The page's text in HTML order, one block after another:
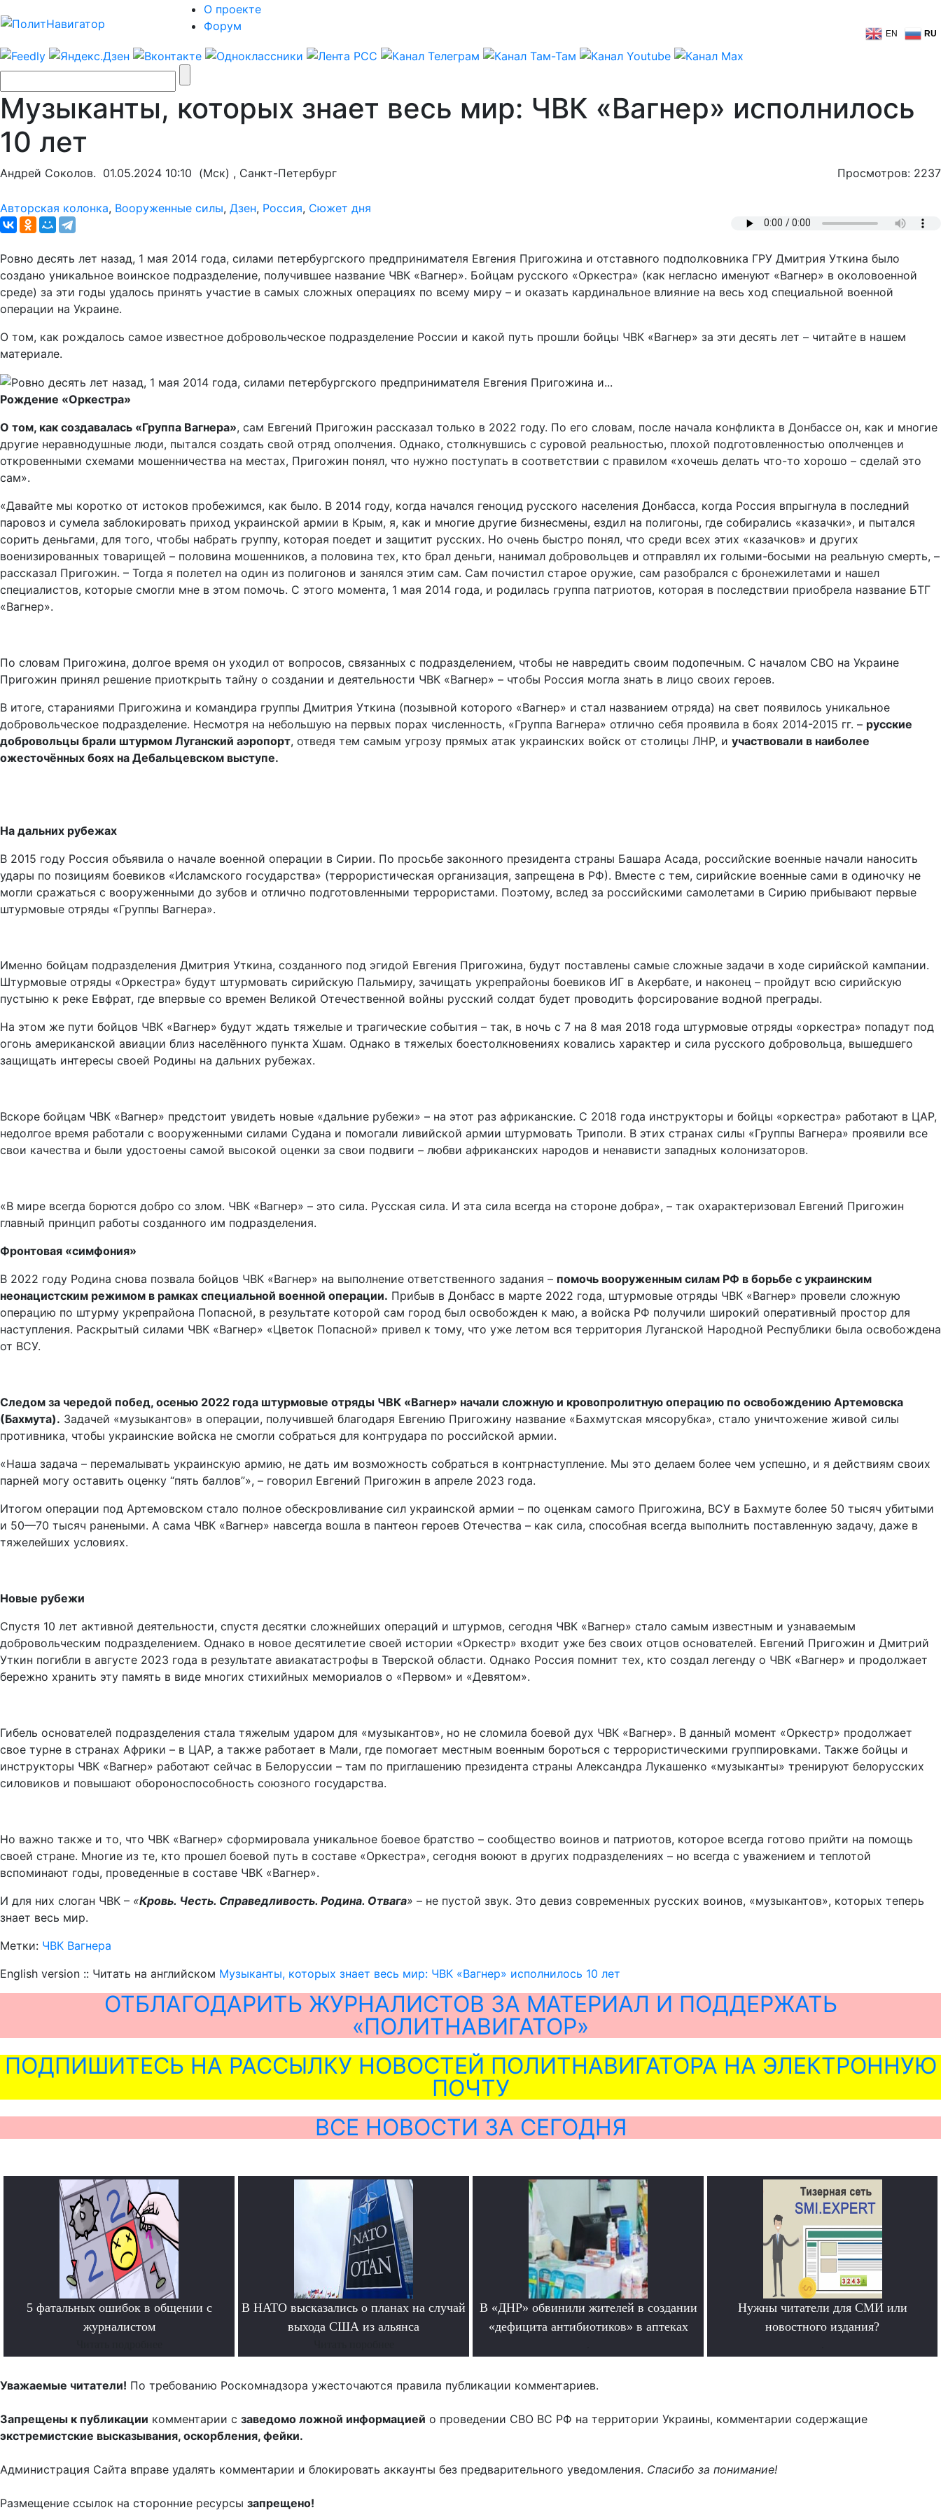
О проекте
Форум
EN RU
Музыканты, которых знает весь мир: ЧВК «Вагнер» исполнилось
10 лет
Андрей Соколов. 01.05.2024 10:10 (Мск) , Санкт-Петербург Просмотров: 2237
Авторская колонка, Вооруженные силы, Дзен, Россия, Сюжет дня
Ровно десять лет назад, 1 мая 2014 года, силами петербургского предпринимателя Евгения Пригожина и отставного подполковника ГРУ Дмитрия Уткина было
создано уникальное воинское подразделение, получившее название ЧВК «Вагнер». Бойцам русского «Оркестра» (как негласно именуют «Вагнер» в околовоенной
среде) за эти годы удалось принять участие в самых сложных операциях по всему миру – и оказать кардинальное влияние на весь ход специальной военной
операции на Украине.
О том, как рождалось самое известное добровольческое подразделение России и какой путь прошли бойцы ЧВК «Вагнер» за эти десять лет – читайте в нашем
материале.
Рождение «Оркестра»
О том, как создавалась «Группа Вагнера», сам Евгений Пригожин рассказал только в 2022 году. По его словам, после начала конфликта в Донбассе он, как и многие
другие неравнодушные люди, пытался создать свой отряд ополчения. Однако, столкнувшись с суровой реальностью, плохой подготовленностью ополченцев и
откровенными схемами мошенничества на местах, Пригожин понял, что нужно поступать в соответствии с правилом «хочешь делать что-то хорошо – сделай это
сам».
«Давайте мы коротко от истоков пробежимся, как было. В 2014 году, когда начался геноцид русского населения Донбасса, когда Россия впрыгнула в последний
паровоз и сумела заблокировать приход украинской армии в Крым, я, как и многие другие бизнесмены, ездил на полигоны, где собирались «казачки», и пытался
сорить деньгами, для того, чтобы набрать группу, которая поедет и защитит русских. Но очень быстро понял, что среди всех этих «казачков» и других
военизированных товарищей – половина мошенников, а половина тех, кто брал деньги, нанимал добровольцев и отправлял их голыми-босыми на реальную смерть, –
рассказал Пригожин. – Тогда я полетел на один из полигонов и занялся этим сам. Сам почистил старое оружие, сам разобрался с бронежилетами и нашел
специалистов, которые смогли мне в этом помочь. С этого момента, 1 мая 2014 года, и родилась группа патриотов, которая в последствии приобрела название БТГ
«Вагнер».
По словам Пригожина, долгое время он уходил от вопросов, связанных с подразделением, чтобы не навредить своим подопечным. С началом СВО на Украине
Пригожин принял решение приоткрыть тайну о создании и деятельности ЧВК «Вагнер» – чтобы Россия могла знать в лицо своих героев.
В итоге, стараниями Пригожина и командира группы Дмитрия Уткина (позывной которого «Вагнер» и стал названием отряда) на свет появилось уникальное
добровольческое подразделение. Несмотря на небольшую на первых порах численность, «Группа Вагнера» отлично себя проявила в боях 2014-2015 гг. – русские
добровольцы брали штурмом Луганский аэропорт, отведя тем самым угрозу прямых атак украинских войск от столицы ЛНР, и участвовали в наиболее
ожесточённых боях на Дебальцевском выступе.
На дальних рубежах
В 2015 году Россия объявила о начале военной операции в Сирии. По просьбе законного президента страны Башара Асада, российские военные начали наносить
удары по позициям боевиков «Исламского государства» (террористическая организация, запрещена в РФ). Вместе с тем, сирийские военные сами в одиночку не
могли сражаться с вооруженными до зубов и отлично подготовленными террористами. Поэтому, вслед за российскими самолетами в Сирию прибывают первые
штурмовые отряды «Группы Вагнера».
Именно бойцам подразделения Дмитрия Уткина, созданного под эгидой Евгения Пригожина, будут поставлены самые сложные задачи в ходе сирийской кампании.
Штурмовые отряды «Оркестра» будут штурмовать сирийскую Пальмиру, зачищать укрепрайоны боевиков ИГ в Акербате, и наконец – пройдут всю сирийскую
пустыню к реке Евфрат, где впервые со времен Великой Отечественной войны русский солдат будет проводить форсирование водной преграды.
На этом же пути бойцов ЧВК «Вагнер» будут ждать тяжелые и трагические события – так, в ночь с 7 на 8 мая 2018 года штурмовые отряды «оркестра» попадут под
огонь американской авиации близ населённого пункта Хшам. Однако в тяжелых боестолкновениях ковались характер и сила русского добровольца, вышедшего
защищать интересы своей Родины на дальних рубежах.
Вскоре бойцам ЧВК «Вагнер» предстоит увидеть новые «дальние рубежи» – на этот раз африканские. С 2018 года инструкторы и бойцы «оркестра» работают в ЦАР,
недолгое время работали с вооруженными силами Судана и помогали ливийской армии штурмовать Триполи. В этих странах силы «Группы Вагнера» проявили все
свои качества и были удостоены самой высокой оценки за свои подвиги – любви африканских народов и ненависти западных колонизаторов.
«В мире всегда борются добро со злом. ЧВК «Вагнер» – это сила. Русская сила. И эта сила всегда на стороне добра», – так охарактеризовал Евгений Пригожин
главный принцип работы созданного им подразделения.
Фронтовая «симфония»
В 2022 году Родина снова позвала бойцов ЧВК «Вагнер» на выполнение ответственного задания – помочь вооруженным силам РФ в борьбе с украинским
неонацистским режимом в рамках специальной военной операции. Прибыв в Донбасс в марте 2022 года, штурмовые отряды ЧВК «Вагнер» провели сложную
операцию по штурму укрепрайона Попасной, в результате которой сам город был освобожден к маю, а войска РФ получили широкий оперативный простор для
наступления. Раскрытый силами ЧВК «Вагнер» «Цветок Попасной» привел к тому, что уже летом вся территория Луганской Народной Республики была освобождена
от ВСУ.
Следом за чередой побед, осенью 2022 года штурмовые отряды ЧВК «Вагнер» начали сложную и кровопролитную операцию по освобождению Артемовска
(Бахмута). Задачей «музыкантов» в операции, получившей благодаря Евгению Пригожину название «Бахмутская мясорубка», стало уничтожение живой силы
противника, чтобы украинские войска не смогли собраться для контрудара по российской армии.
«Наша задача – перемалывать украинскую армию, не дать им возможность собраться в контрнаступление. Мы это делаем более чем успешно, и я действиям своих
парней могу оставить оценку “пять баллов”», – говорил Евгений Пригожин в апреле 2023 года.
Итогом операции под Артемовском стало полное обескровливание сил украинской армии – по оценкам самого Пригожина, ВСУ в Бахмуте более 50 тысяч убитыми
и 50—70 тысяч ранеными. А сама ЧВК «Вагнер» навсегда вошла в пантеон героев Отечества – как сила, способная всегда выполнить поставленную задачу, даже в
тяжелейших условиях.
Новые рубежи
Спустя 10 лет активной деятельности, спустя десятки сложнейших операций и штурмов, сегодня ЧВК «Вагнер» стало самым известным и узнаваемым
добровольческим подразделением. Однако в новое десятилетие своей истории «Оркестр» входит уже без своих отцов основателей. Евгений Пригожин и Дмитрий
Уткин погибли в августе 2023 года в результате авиакатастрофы в Тверской области. Однако Россия помнит тех, кто создал легенду о ЧВК «Вагнер» и продолжает
бережно хранить эту память в виде многих стихийных мемориалов о «Первом» и «Девятом».
Гибель основателей подразделения стала тяжелым ударом для «музыкантов», но не сломила боевой дух ЧВК «Вагнер». В данный момент «Оркестр» продолжает
свое турне в странах Африки – в ЦАР, а также работает в Мали, где помогает местным военным бороться с террористическими группировками. Также бойцы и
инструкторы ЧВК «Вагнер» работают сейчас в Белоруссии – там по приглашению президента страны Александра Лукашенко «музыканты» тренируют белорусских
силовиков и повышают обороноспособность союзного государства.
Но важно также и то, что ЧВК «Вагнер» сформировала уникальное боевое братство – сообщество воинов и патриотов, которое всегда готово прийти на помощь
своей стране. Многие из те, кто прошел боевой путь в составе «Оркестра», сегодня воюют в других подразделениях – но всегда с уважением и теплотой
вспоминают годы, проведенные в составе ЧВК «Вагнер».
И для них слоган ЧВК – «Кровь. Честь. Справедливость. Родина. Отвага» – не пустой звук. Это девиз современных русских воинов, «музыкантов», которых теперь
знает весь мир.
Метки: ЧВК Вагнера
English version :: Читать на английском Музыканты, которых знает весь мир: ЧВК «Вагнер» исполнилось 10 лет
ОТБЛАГОДАРИТЬ ЖУРНАЛИСТОВ ЗА МАТЕРИАЛ И ПОДДЕРЖАТЬ
«ПОЛИТНАВИГАТОР»
ПОДПИШИТЕСЬ НА РАССЫЛКУ НОВОСТЕЙ ПОЛИТНАВИГАТОРА НА ЭЛЕКТРОННУЮ
ПОЧТУ
ВСЕ НОВОСТИ ЗА СЕГОДНЯ
5 фатальных ошибок в общении с
журналистом
В НАТО высказались о планах на случай
выхода США из альянса
В «ДНР» обвинили жителей в создании
«дефицита антибиотиков» в аптеках
Нужны читатели для СМИ или
новостного издания?
Уважаемые читатели! По требованию Роскомнадзора ужесточаются правила публикации комментариев.
Запрещены к публикации комментарии с заведомо ложной информацией о проведении СВО ВС РФ на территории Украины, комментарии содержащие
экстремистские высказывания, оскорбления, фейки.
Администрация Сайта вправе удалять комментарии и блокировать аккаунты без предварительного уведомления. Спасибо за понимание!
Размещение ссылок на сторонние ресурсы запрещено!